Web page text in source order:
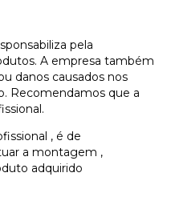
pela
A empresa também
danos causados nos
Recomendamos que a
, é de
a montagem ,
adquirido